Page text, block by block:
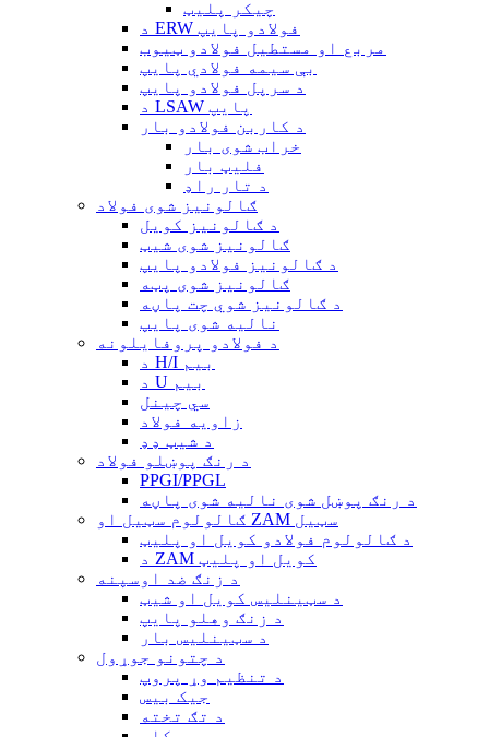
چیکر پلیټ
د ERW فولادو پایپ
مربع او مستطیل فولادو ټیوب
بې سیمه فولادي پایپ
د سرپل فولادو پایپ
د LSAW پایپ
د کاربن فولادو بار
خراب شوی بار
فلیټ بار
د تار راډ
ګالونیز شوی فولاد
د ګالونیز کویل
ګالونیز شوی شیټ
د ګالونیز فولادو پایپ
ګالونیز شوی پټه
د ګالونیز شوي چت پاڼه
نالیه شوی پایپ
د فولادو پروفایلونه
د H/I بیم
د U بیم
سي چینل
زاویه فولاد
د شیټ ډډ
د رنګ پوښلو فولاد
PPGI/PPGL
د رنګ پوښل شوی نالیه شوی پاڼه
ګالولوم سټیل او ZAM سټیل
د ګالولوم فولادو کویل او پلیټ
د ZAM کویل او پلیټ
د زنګ ضد اوسپنه
د سټینلیس کویل او شیټ
د زنګ وهلو پایپ
د سټینلیس بار
د چتونو جوړول
د تنظیم وړ پروپ
جیک بیس
د تګ تخته